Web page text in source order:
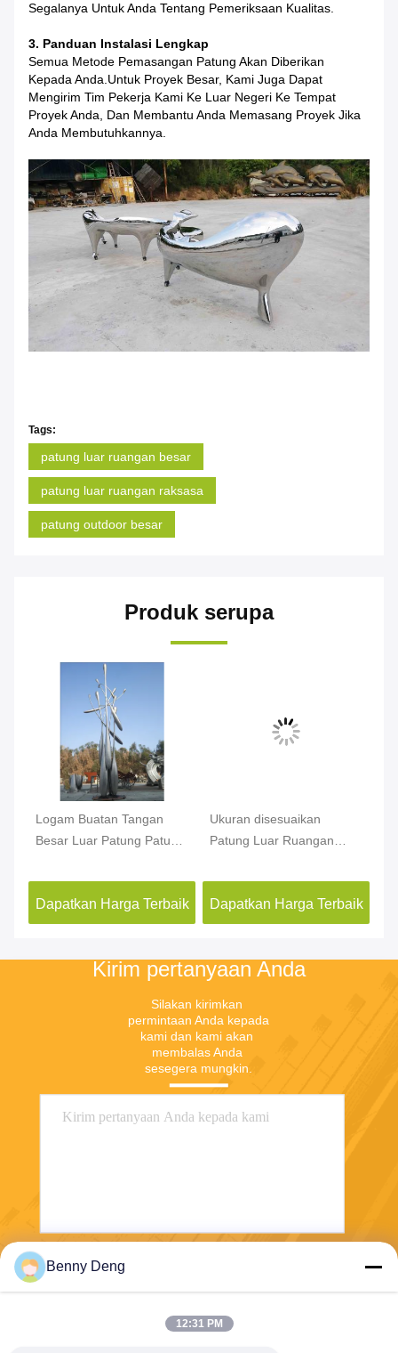
Segalanya Untuk Anda Tentang Pemeriksaan Kualitas.
3. Panduan Instalasi Lengkap
Semua Metode Pemasangan Patung Akan Diberikan
Kepada Anda.Untuk Proyek Besar, Kami Juga Dapat
Mengirim Tim Pekerja Kami Ke Luar Negeri Ke Tempat
Proyek Anda, Dan Membantu Anda Memasang Proyek Jika
Anda Membutuhkannya.
Tags:
patung luar ruangan besar
patung luar ruangan raksasa
patung outdoor besar
Produk serupa
Logam Buatan Tangan
Besar Luar Patung Patung
Plaza
Dapatkan Harga Terbaik
Ukuran disesuaikan
Patung Luar Ruangan
Steel Patung Abstrak
Dapatkan Harga Terbaik
Kirim pertanyaan Anda
Silakan kirimkan
permintaan Anda kepada
kami dan kami akan
membalas Anda
sesegera mungkin.
Benny Deng
12:31 PM